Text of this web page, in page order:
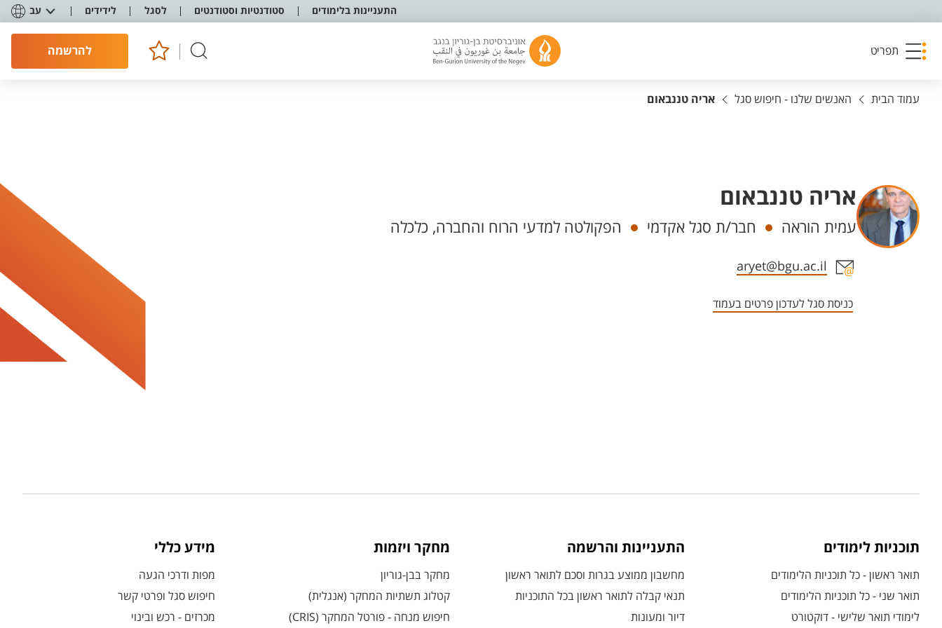
התעניינות בלימודים סטודנטיות וסטודנטים לסגל לידידים עב
תפריט להרשמה
עמוד הבית האנשים שלנו - חיפוש סגל אריה טננבאום
אריה טננבאום
יחידות
עמית הוראה חבר/ת סגל אקדמי הפקולטה למדעי הרוח והחברה, כלכלה
אזור צור קשר עם איש הסגל
aryet@bgu.ac.il
כניסת סגל לעדכון פרטים בעמוד
תוכניות לימודים
תואר ראשון - כל תוכניות הלימודים
תואר שני - כל תוכניות הלימודים
לימודי תואר שלישי - דוקטורט
התעניינות והרשמה
מחשבון ממוצע בגרות וסכם לתואר ראשון
תנאי קבלה לתואר ראשון בכל התוכניות
דיור ומעונות
מחקר ויזמות
מחקר בבן-גוריון
קטלוג תשתיות המחקר (אנגלית)
חיפוש מנחה - פורטל המחקר (CRIS)
מידע כללי
מפות ודרכי הגעה
חיפוש סגל ופרטי קשר
מכרזים - רכש ובינוי